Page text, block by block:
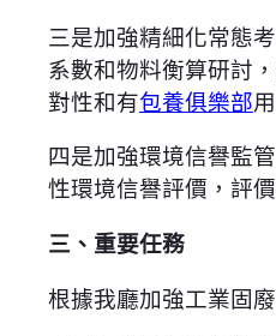
三是加強精細化常態
系數和物料衡算研討
對性和有包養俱樂部
四是加強環境信譽監
性環境信譽評價，評
三、重要任務
根據我廳加強工業固